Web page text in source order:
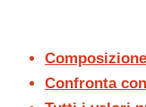
Confronta